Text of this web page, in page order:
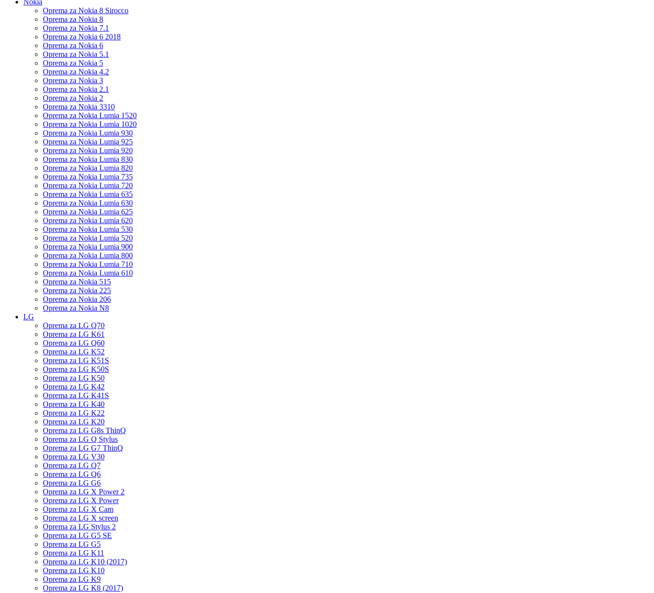
Nokia
Oprema za Nokia 8 Sirocco
Oprema za Nokia 8
Oprema za Nokia 7.1
Oprema za Nokia 6 2018
Oprema za Nokia 6
Oprema za Nokia 5.1
Oprema za Nokia 5
Oprema za Nokia 4.2
Oprema za Nokia 3
Oprema za Nokia 2.1
Oprema za Nokia 2
Oprema za Nokia 3310
Oprema za Nokia Lumia 1520
Oprema za Nokia Lumia 1020
Oprema za Nokia Lumia 930
Oprema za Nokia Lumia 925
Oprema za Nokia Lumia 920
Oprema za Nokia Lumia 830
Oprema za Nokia Lumia 820
Oprema za Nokia Lumia 735
Oprema za Nokia Lumia 720
Oprema za Nokia Lumia 635
Oprema za Nokia Lumia 630
Oprema za Nokia Lumia 625
Oprema za Nokia Lumia 620
Oprema za Nokia Lumia 530
Oprema za Nokia Lumia 520
Oprema za Nokia Lumia 900
Oprema za Nokia Lumia 800
Oprema za Nokia Lumia 710
Oprema za Nokia Lumia 610
Oprema za Nokia 515
Oprema za Nokia 225
Oprema za Nokia 206
Oprema za Nokia N8
LG
Oprema za LG Q70
Oprema za LG K61
Oprema za LG Q60
Oprema za LG K52
Oprema za LG K51S
Oprema za LG K50S
Oprema za LG K50
Oprema za LG K42
Oprema za LG K41S
Oprema za LG K40
Oprema za LG K22
Oprema za LG K20
Oprema za LG G8s ThinQ
Oprema za LG Q Stylus
Oprema za LG G7 ThinQ
Oprema za LG V30
Oprema za LG Q7
Oprema za LG Q6
Oprema za LG G6
Oprema za LG X Power 2
Oprema za LG X Power
Oprema za LG X Cam
Oprema za LG X screen
Oprema za LG Stylus 2
Oprema za LG G5 SE
Oprema za LG G5
Oprema za LG K11
Oprema za LG K10 (2017)
Oprema za LG K10
Oprema za LG K9
Oprema za LG K8 (2017)